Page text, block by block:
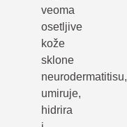
veoma
osetljive
kože
sklone
neurodermatitisu,
umiruje,
hidrira